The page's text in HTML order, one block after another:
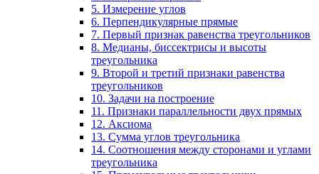
5. Измерение углов
6. Перпендикулярные прямые
7. Первый признак равенства треугольников
8. Медианы, биссектрисы и высоты
треугольника
9. Второй и третий признаки равенства
треугольников
10. Задачи на построение
11. Признаки параллельности двух прямых
12. Аксиома
13. Сумма углов треугольника
14. Соотношения между сторонами и углами
треугольника